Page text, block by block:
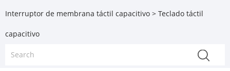
Interruptor de membrana táctil capacitivo > Teclado táctil
capacitivo